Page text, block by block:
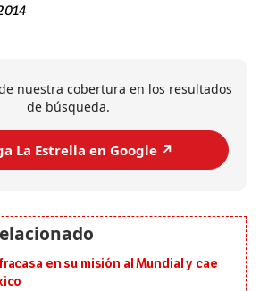
nuestra cobertura en los resultados
de búsqueda.
La Estrella en Google ↗️
en su misión al Mundial y cae